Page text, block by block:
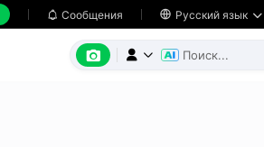
 Сообщения  Русский язык 
  